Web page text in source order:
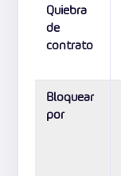
Quiebra
de
contrato
Bloquear
por